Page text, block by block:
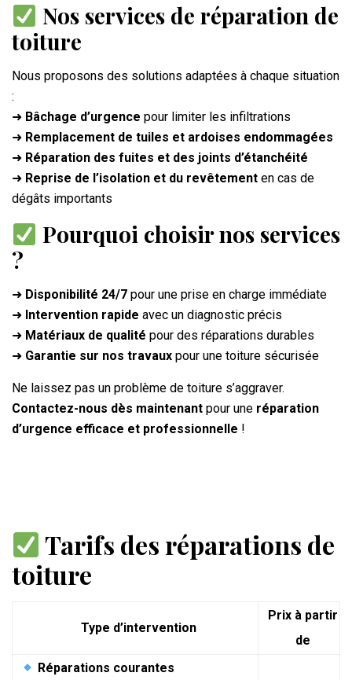
Nos services de réparation de
toiture
Nous proposons des solutions adaptées à chaque situation
:
➜ Bâchage d’urgence pour limiter les infiltrations
➜ Remplacement de tuiles et ardoises endommagées
➜ Réparation des fuites et des joints d’étanchéité
➜ Reprise de l’isolation et du revêtement en cas de
dégâts importants
Pourquoi choisir nos services
?
➜ Disponibilité 24/7 pour une prise en charge immédiate
➜ Intervention rapide avec un diagnostic précis
➜ Matériaux de qualité pour des réparations durables
➜ Garantie sur nos travaux pour une toiture sécurisée
Ne laissez pas un problème de toiture s’aggraver.
Contactez-nous dès maintenant pour une réparation
d’urgence efficace et professionnelle !
Tarifs des réparations de
toiture
Type d’intervention
Prix à partir
de
Réparations courantes